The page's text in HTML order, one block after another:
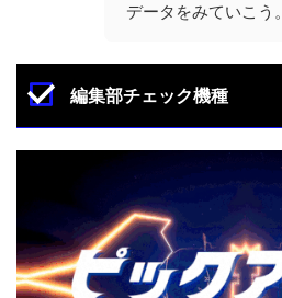
データをみていこう。
編集部チェック機種